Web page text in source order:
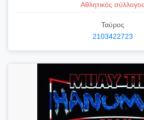
Αθλητικός σύλλογος
Ταύρος
2103422723